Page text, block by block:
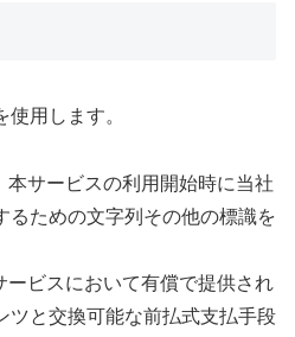
用します。
本サービスの利用開始時に当社
るための文字列その他の標識を
ービスにおいて有償で提供され
ツと交換可能な前払式支払手段